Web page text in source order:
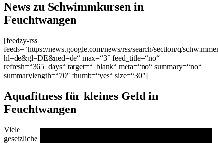
News zu Schwimmkursen in
Feuchtwangen
[feedzy-rss
feeds=“https://news.google.com/news/rss/search/section/q/
hl=de&gl=DE&ned=de“ max=“3″ feed_title=“no“
refresh=“365_days“ target=“_blank“ meta=“no“ summary=“no“
summarylength=“70″ thumb=“yes“ size=“30″]
Aquafitness für kleines Geld in
Feuchtwangen
Viele
gesetzliche